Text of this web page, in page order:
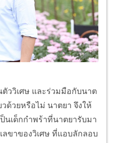
ตัววิเศษ และร่วมมือกับนาต
ด้วยหรือไม่ นาตยา จึงให้
นเด็กกำพร้าที่นาตยารับมา
เลขาของวิเศษ ที่แอบลักลอบ